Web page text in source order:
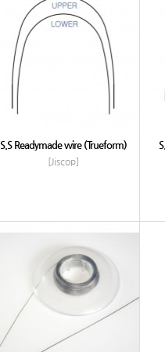
S.S Readymade wire (Trueform)
[Jiscop]